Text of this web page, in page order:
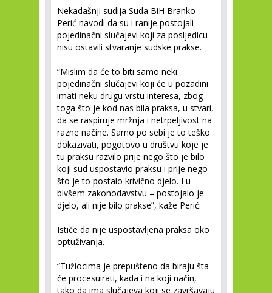
Nekadašnji sudija Suda BiH Branko
Perić navodi da su i ranije postojali
pojedinačni slučajevi koji za posljedicu
nisu ostavili stvaranje sudske prakse.
“Mislim da će to biti samo neki
pojedinačni slučajevi koji će u pozadini
imati neku drugu vrstu interesa, zbog
toga što je kod nas bila praksa, u stvari,
da se raspiruje mržnja i netrpeljivost na
razne načine. Samo po sebi je to teško
dokazivati, pogotovo u društvu koje je
tu praksu razvilo prije nego što je bilo
koji sud uspostavio praksu i prije nego
što je to postalo krivično djelo. I u
bivšem zakonodavstvu – postojalo je
djelo, ali nije bilo prakse”, kaže Perić.
Ističe da nije uspostavljena praksa oko
optuživanja.
“Tužiocima je prepušteno da biraju šta
će procesuirati, kada i na koji način,
tako da ima slučajeva koji se završavaju